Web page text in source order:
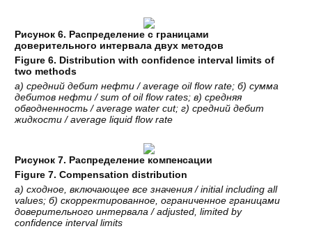
Рисунок 6. Распределение с границами
доверительного интервала двух методов
Figure 6. Distribution with confidence interval limits of
two methods
а)средний дебит нефти/ average oil flow rate;б)сумма
дебитов нефти/ sum of oil flow rates;в)средняя
обводненность/ average water cut;г)средний дебит
жидкости/ average liquid flow rate
Рисунок 7. Распределение компенсации
Figure 7. Compensation distribution
а) сходное, включающее все значения / initial including all
values; б) скорректированное, ограниченное границами
доверительного интервала / adjusted, limited by
confidence interval limits